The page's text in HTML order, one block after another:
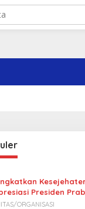
Presiden
Harga BBM Nelayan
ORGANISASI